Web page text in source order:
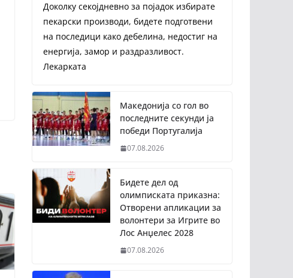
Доколку секојдневно за појадок избирате
пекарски производи, бидете подготвени
на последици како дебелина, недостиг на
енергија, замор и раздразливост.
Лекарката
Македонија со гол во
последните секунди ја
победи Португалија
07.08.2026
Бидете дел од
олимписката приказна:
Отворени апликации за
волонтери за Игрите во
Лос Анџелес 2028
07.08.2026